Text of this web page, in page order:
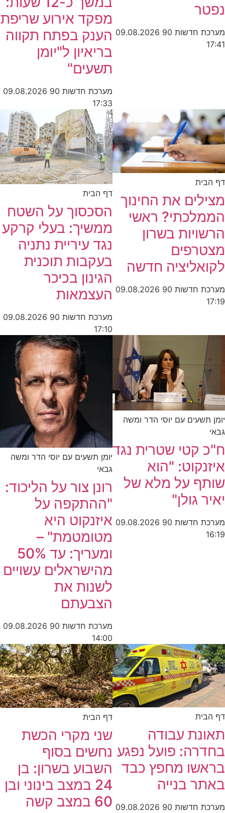
נפטר
מערכת חדשות 90
09.08.2026
17:41
מפקד אירוע שריפת
הענק בפתח תקווה
בריאיון ל"יומן
תשעים"
מערכת חדשות 90
09.08.2026
17:33
דף הבית
מצילים את החינוך
הממלכתי? ראשי
הרשויות בשרון
מצטרפים
לקואליציה חדשה
מערכת חדשות 90
09.08.2026
17:19
דף הבית
הסכסוך על השטח
ממשיך: בעלי קרקע
נגד עיריית נתניה
בעקבות תוכנית
הגינון בכיכר
העצמאות
מערכת חדשות 90
09.08.2026
17:10
יומן תשעים עם יוסי הדר ומשה
גבאי
ח"כ קטי שטרית נגד
איזנקוט: "הוא
שותף על מלא של
יאיר גולן"
מערכת חדשות 90
09.08.2026
16:19
יומן תשעים עם יוסי הדר ומשה
גבאי
רונן צור על הליכוד:
"ההתקפה על
איזנקוט היא
מטומטמת" –
ומעריך: עד 50%
מהישראלים עשויים
לשנות את
הצבעתם
מערכת חדשות 90
09.08.2026
14:00
דף הבית
תאונת עבודה
בחדרה: פועל נפגע
בראשו מחפץ כבד
באתר בנייה
מערכת חדשות 90
09.08.2026
דף הבית
שני מקרי הכשת
נחשים בסוף
השבוע בשרון: בן
24 במצב בינוני ובן
60 במצב קשה